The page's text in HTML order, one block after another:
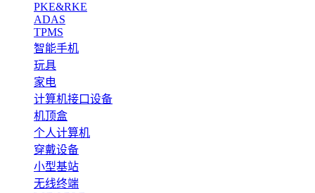
PKE&RKE
ADAS
TPMS
智能手机
玩具
家电
计算机接口设备
机顶盒
个人计算机
穿戴设备
小型基站
无线终端